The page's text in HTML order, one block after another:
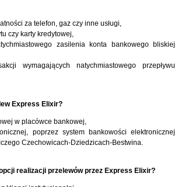
za telefon, gaz czy inne usługi,
czy karty kredytowej,
zasilenia konta bankowego bliskiej
wymagających natychmiastowego przepływu
Express Elixir?
w placówce bankowej,
poprzez system bankowości elektronicznej
Czechowicach-Dziedzicach-Bestwina.
realizacji przelewów przez Express Elixir?